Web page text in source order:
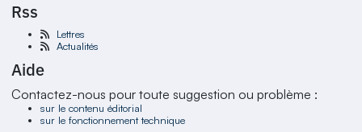
Rss
Lettres
Actualités
Aide
Contactez-nous pour toute suggestion ou problème :
sur le contenu éditorial
sur le fonctionnement technique